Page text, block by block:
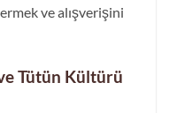
ve alışverişini
Tütün Kültürü